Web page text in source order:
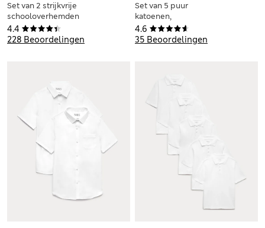
4.4
228 Beoordelingen
Set van 2 strijkvrije
schooloverhemden
voor jongens (2-18
jaar)
4.6
35 Beoordelingen
Set van 5 puur
katoenen,
vlekwerende
school-T-shirts (2-16